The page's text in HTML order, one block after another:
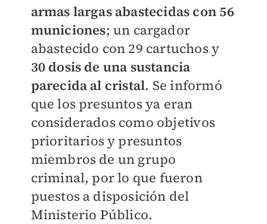
armas largas abastecidas con 56
municiones; un cargador
abastecido con 29 cartuchos y
30 dosis de una sustancia
parecida al cristal. Se informó
que los presuntos ya eran
considerados como objetivos
prioritarios y presuntos
miembros de un grupo
criminal, por lo que fueron
puestos a disposición del
Ministerio Público.